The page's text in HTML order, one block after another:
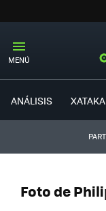
MENÚ
ANÁLISIS
Foto de